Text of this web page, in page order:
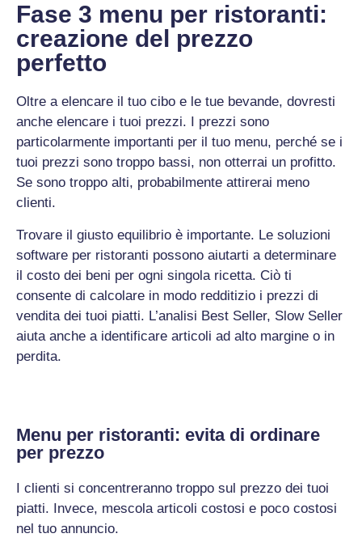
Fase 3 menu per ristoranti:
creazione del prezzo
perfetto
Oltre a elencare il tuo cibo e le tue bevande, dovresti
anche elencare i tuoi prezzi. I prezzi sono
particolarmente importanti per il tuo menu, perché se i
tuoi prezzi sono troppo bassi, non otterrai un profitto.
Se sono troppo alti, probabilmente attirerai meno
clienti.
Trovare il giusto equilibrio è importante. Le soluzioni
software per ristoranti possono aiutarti a determinare
il costo dei beni per ogni singola ricetta. Ciò ti
consente di calcolare in modo redditizio i prezzi di
vendita dei tuoi piatti. L’analisi Best Seller, Slow Seller
aiuta anche a identificare articoli ad alto margine o in
perdita.
Menu per ristoranti: evita di ordinare
per prezzo
I clienti si concentreranno troppo sul prezzo dei tuoi
piatti. Invece, mescola articoli costosi e poco costosi
nel tuo annuncio.